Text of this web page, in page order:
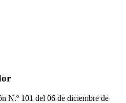
N.º 101 del 06 de diciembre de